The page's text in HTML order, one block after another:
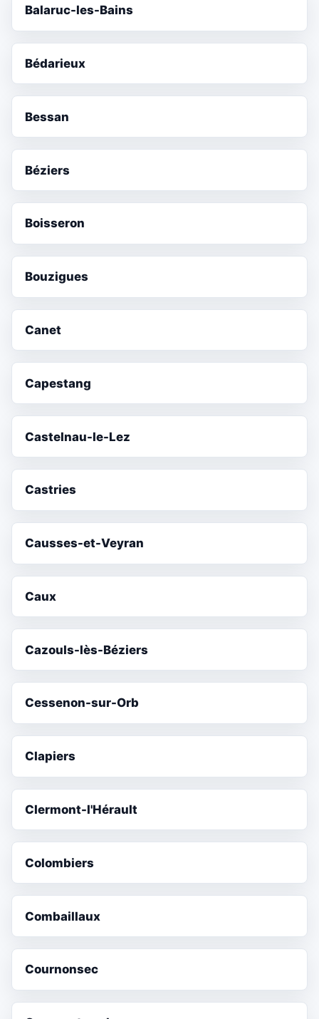
Balaruc-les-Bains
Bédarieux
Bessan
Béziers
Boisseron
Bouzigues
Canet
Capestang
Castelnau-le-Lez
Castries
Causses-et-Veyran
Caux
Cazouls-lès-Béziers
Cessenon-sur-Orb
Clapiers
Clermont-l'Hérault
Colombiers
Combaillaux
Cournonsec